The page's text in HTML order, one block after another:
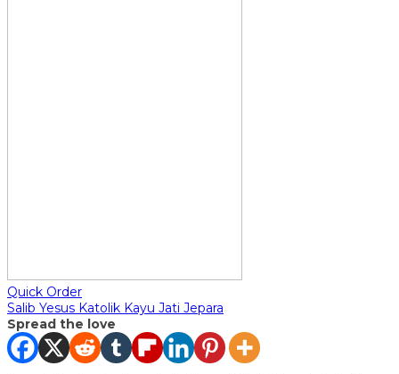
Quick Order
Salib Yesus Katolik Kayu Jati Jepara
Spread the love